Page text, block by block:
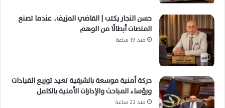
حسن النجار يكتب | القاضي المزيف.. عندما تصنع
المنصات أبطالًا من الوهم
منذ 19 ساعة
حركة أمنية موسعة بالشرقية تعيد توزيع القيادات
ورؤساء المباحث والإدارات الأمنية بالكامل
منذ 22 ساعة